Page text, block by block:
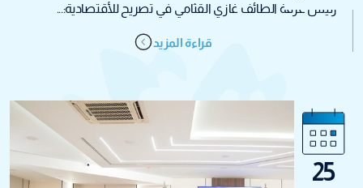
رئيس غرفة الطائف غازي القثامي في تصريح للأقتصادية:...
قراءة المزيد
25